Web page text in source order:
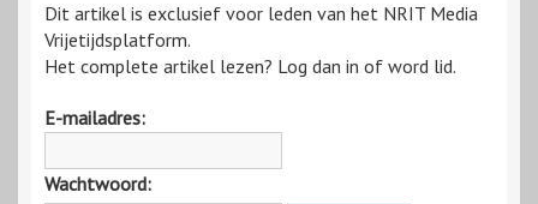
Dit artikel is exclusief voor leden van het NRIT Media
Vrijetijdsplatform.
Het complete artikel lezen? Log dan in of word lid.
E-mailadres:
Wachtwoord: